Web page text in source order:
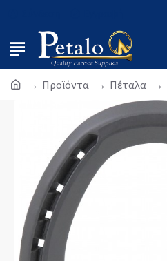
Προϊόντα Πέταλα